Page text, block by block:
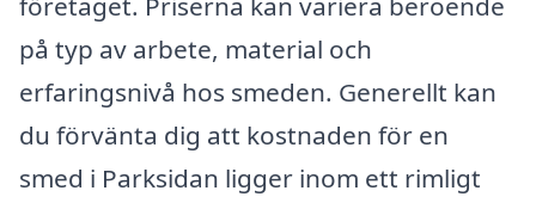
på typ av arbete, material och
erfaringsnivå hos smeden. Generellt kan
du förvänta dig att kostnaden för en
smed i Parksidan ligger inom ett rimligt